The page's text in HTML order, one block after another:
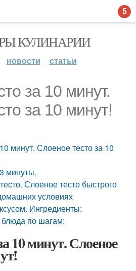
КУЛИНАРИИ
новости статьи
за 10 минут.
за 10 минут!
минут. Слоеное тесто за 10
минуты.
Слоеное тесто быстрого
условиях
Ингредиенты:
по шагам:
10 минут. Слоеное
5